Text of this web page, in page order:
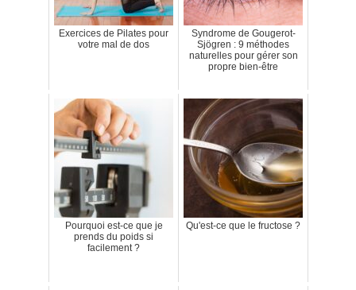
Exercices de Pilates pour
votre mal de dos
Syndrome de Gougerot-
Sjögren : 9 méthodes
naturelles pour gérer son
propre bien-être
Pourquoi est-ce que je
prends du poids si
facilement ?
Qu'est-ce que le fructose ?